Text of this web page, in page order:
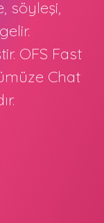
söyleşi,
OFS Fast
Chat